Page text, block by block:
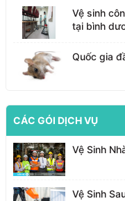
Vệ sinh
tại bình
Quốc gia
CÁC GÓI DỊCH VỤ
Vệ Sinh
Vệ Sinh